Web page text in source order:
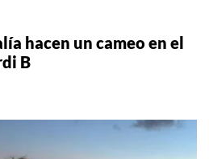
hacen un cameo en el
B